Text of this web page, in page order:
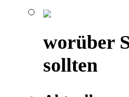
worüber
sollten